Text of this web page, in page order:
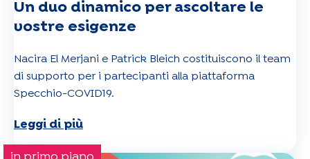
Un duo dinamico per ascoltare le
vostre esigenze
Nacira El Merjani e Patrick Bleich costituiscono il team
di supporto per i partecipanti alla piattaforma
Specchio-COVID19.
Leggi di più
in primo piano